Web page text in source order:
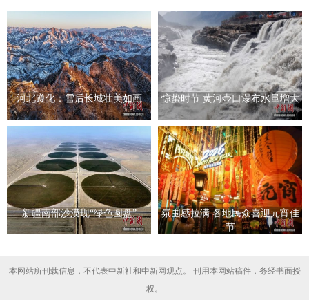
河北遵化：雪后长城壮美如画 惊蛰时节 黄河壶口瀑布水量增大
新疆南部沙漠现“绿色圆盘”
氛围感拉满 各地民众喜迎元宵佳
节
本网站所刊载信息，不代表中新社和中新网观点。 刊用本网站稿件，务经书面授
权。